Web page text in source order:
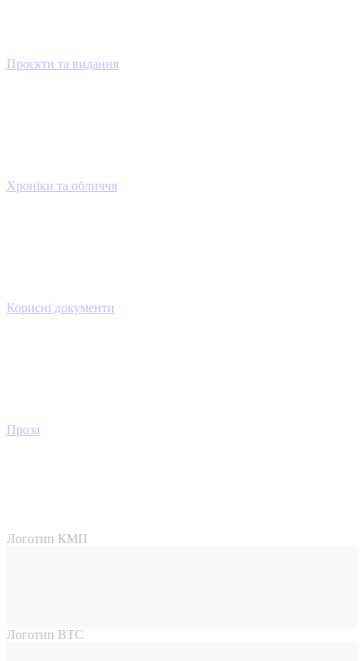
Проєкти та видання
Хроніки та обличчя
Корисні документи
Проза
Логотип КМП
Логотип ВТС